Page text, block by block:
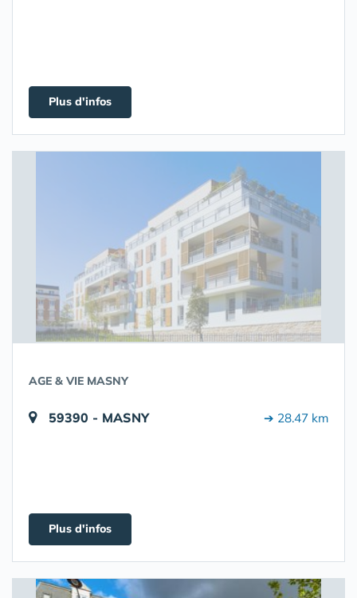
Plus d'infos
AGE & VIE MASNY
59390 - MASNY ➔ 28.47 km
Plus d'infos